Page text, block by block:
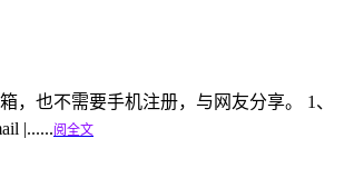
，也不需要手机注册，与网友分享。 1、
|......阅全文